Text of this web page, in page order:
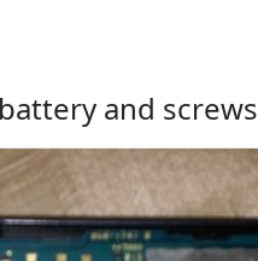
and screws